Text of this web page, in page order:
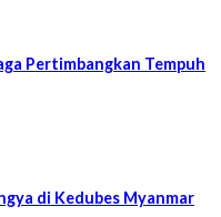
Pertimbangkan Tempuh
di Kedubes Myanmar